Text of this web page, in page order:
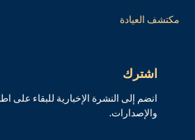
مكتشف العيادة
اشترك
انضم إلى النشرة الإخبارية للبقاء على
والإصدارات.